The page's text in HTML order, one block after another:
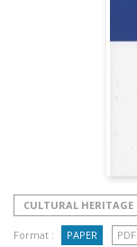
CULTURAL HERITAGE
Format : PAPER PDF